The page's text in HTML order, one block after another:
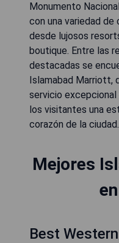
Monumento
con una variedad de
desde lujosos
boutique. Entre las
destacadas se
Islamabad Marriott,
servicio excepcional
los visitantes una
corazón de la ciudad.
Mejores
Best